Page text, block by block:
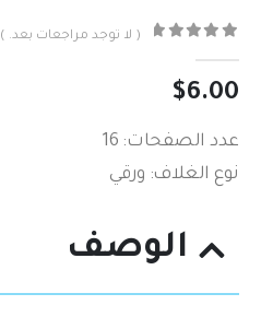
( لا توجد مراجعات بعد. )
$6.00
عدد الصفحات: 16
نوع الغلاف: ورقي
الوصف